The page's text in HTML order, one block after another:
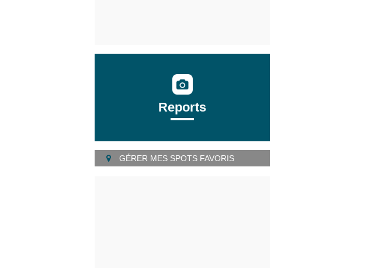
Reports
GÉRER MES SPOTS FAVORIS